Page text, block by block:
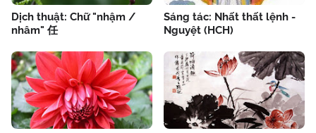
Dịch thuật: Chữ "nhậm /
nhâm" 任
Sáng tác: Nhất thất lệnh -
Nguyệt (HCH)